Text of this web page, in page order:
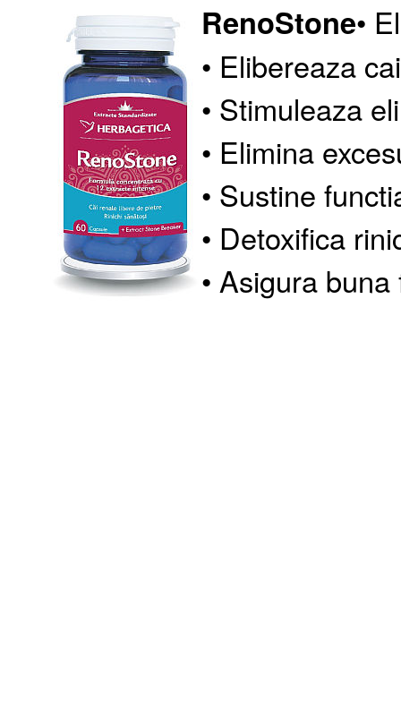
RenoStone•
• Elibereaza
• Stimuleaza
• Elimina
• Sustine
• Detoxifica
• Asigura